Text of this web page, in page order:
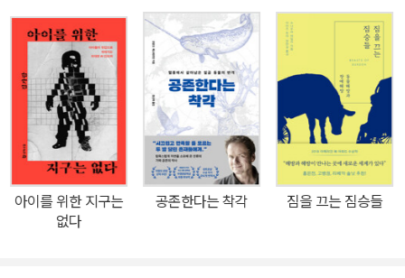
예가 돌아간 제8회 박경리문학상의 최종 후보에 오르기도 했다. 맨부
커상 최종 후보작으로 아편전쟁 직전인 1830년대를 배경으로 한 역
사소설 《양귀비의 바다(Sea of Poppies)》 《연기의 강(River of S
moke)》 《쇄도하는 불(Flood of Fire)》로 이루어진 베스트셀러 ‘아
이비스 3부작’을 썼으며, 우리나라에서도 번역 출판한 《대혼란의 시
대》와 《육두구의 저주》를 비롯해 수많은 논픽션 작품을 펴냈다.
문화의 위기이자 상상력의 위기라는 것이다. 그는 이 책에서 아직껏
다른 시대를 위해 주조된 녹슨 무기로 무장한 인문학과 인문과학을
향해 새로운 시대, 새로운 위기에 대처하는 새로운 방안을 고민하도
록 촉구한다. 그 해법은 세계적 차원의 집단적 실천과 인간 존재를 새
롭게 그리는 우리의 상상력 복원에 있다고 본다. 책의 전체적인 개관
과 함께 이 책을 출간하게 된 이유를 간단히 밝히는 것도 의미가 있을
것 같다. 올 5월이면 ‘에코리브르’가 탄생한 지 20주년을 맞는다. 어
려운 여건 속에서 분야를 넓히고 때로 ‘생태/환경’ 도서 출판을 줄이
기도 했지만, 그래도 출판사 이름에 걸맞게 ‘생태/환경’ 도서를 꾸준
아이를 위한 지구는
없다
공존한다는 착각 짐을 끄는 짐승들